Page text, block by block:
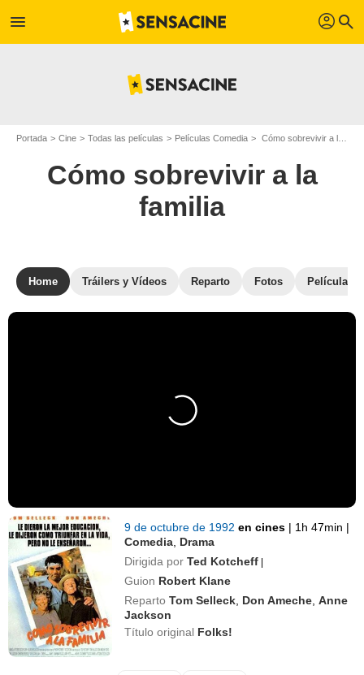
menu profil search
Portada Cine Todas las películas Películas Comedia Cómo sobrevivir a la familia
Cómo sobrevivir a la
familia
Home Tráilers y Vídeos Reparto Fotos Películas
9 de octubre de 1992en cines | 1h 47min |
Comedia Drama
Dirigida por Ted Kotcheff |
Guion Robert Klane
Reparto Tom Selleck Don Ameche ,Anne
Jackson
Título original Folks!